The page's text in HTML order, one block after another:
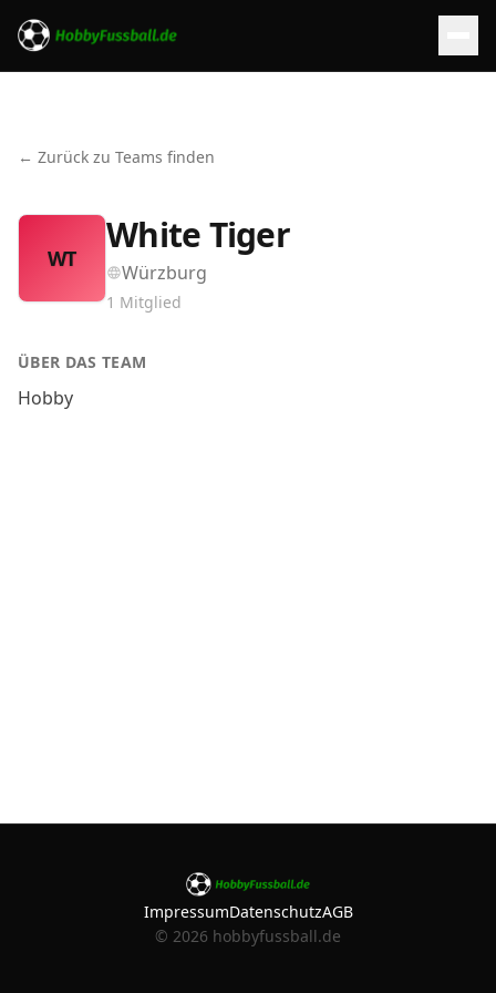
← Zurück zu Teams finden
WT
White Tiger
Würzburg
1 Mitglied
ÜBER DAS TEAM
Hobby
ImpressumDatenschutzAGB
© 2026 hobbyfussball.de